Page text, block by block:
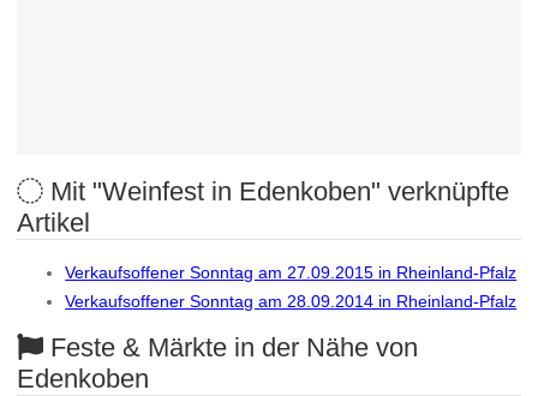
Mit "Weinfest in Edenkoben" verknüpfte
Artikel
Verkaufsoffener Sonntag am 27.09.2015 in Rheinland-Pfalz
Verkaufsoffener Sonntag am 28.09.2014 in Rheinland-Pfalz
Feste & Märkte in der Nähe von
Edenkoben